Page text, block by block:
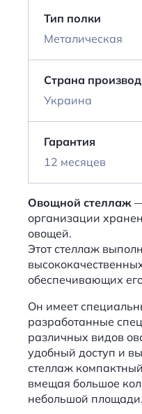
Тип полки
Металическая
Страна
Украина
Гарантия
12 месяцев
Овощной стеллаж
организации
овощей.
Этот стеллаж
обеспечивающих
Он имеет
разработанные
различных видов
удобный доступ и
стеллаж
вмещая большое
небольшой площади.